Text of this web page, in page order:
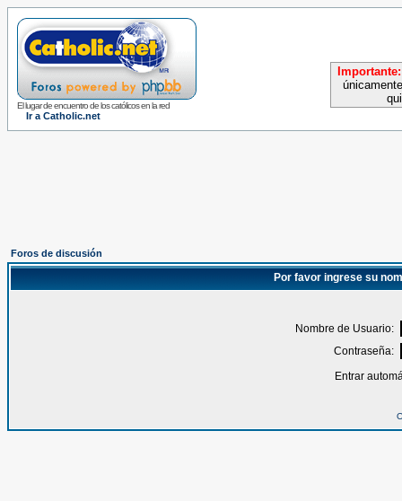
El lugar de encuentro de los católicos en la red
Ir a Catholic.net
Importante:
Foros de discusión
Por favor ingrese su
Nombre de Usuario:
Contraseña:
Entrar